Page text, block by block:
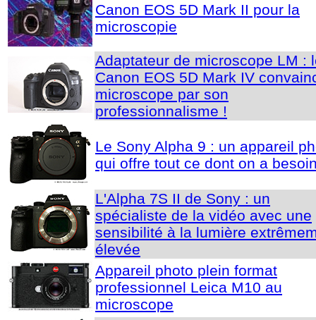
Canon EOS 5D Mark II pour la
microscopie
Adaptateur de microscope LM :
Canon EOS 5D Mark IV
microscope par son
professionnalisme !
Le Sony Alpha 9 : un appareil
qui offre tout ce dont on a
L'Alpha 7S II de Sony : un
spécialiste de la vidéo avec une
sensibilité à la lumière
élevée
Appareil photo plein format
professionnel Leica M10 au
microscope